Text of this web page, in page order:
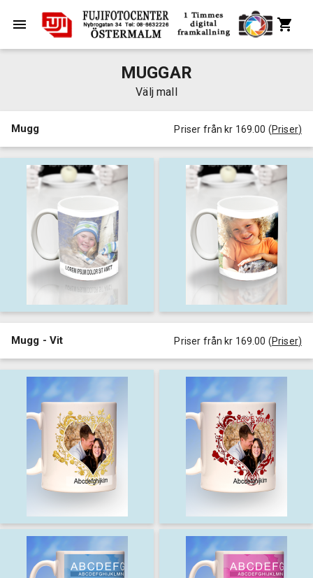
MUGGAR
Välj mall
Mugg Priser från kr 169.00 (Priser)
Mugg - Vit Priser från kr 169.00 (Priser)